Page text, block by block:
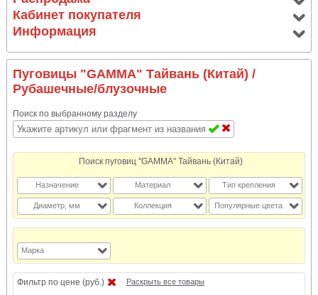
Кабинет покупателя
Информация
Пуговицы "GAMMA" Тайвань (Китай) /
Рубашечные/блузочные
Поиск по выбранному разделу
Поиск пуговиц "GAMMA" Тайвань (Китай)
Назначение Материал Тип крепления
Диаметр, мм Коллекция Популярные цвета
Марка
Фильтр по цене (руб.)
Раскрыть все товары